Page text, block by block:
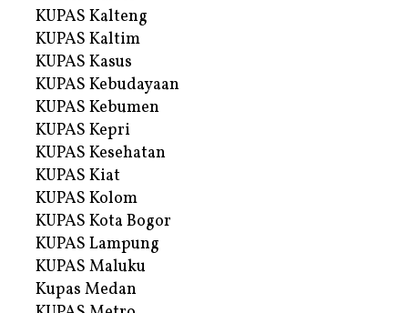
KUPAS Kalteng
KUPAS Kaltim
KUPAS Kasus
KUPAS Kebudayaan
KUPAS Kebumen
KUPAS Kepri
KUPAS Kesehatan
KUPAS Kiat
KUPAS Kolom
KUPAS Kota Bogor
KUPAS Lampung
KUPAS Maluku
Kupas Medan